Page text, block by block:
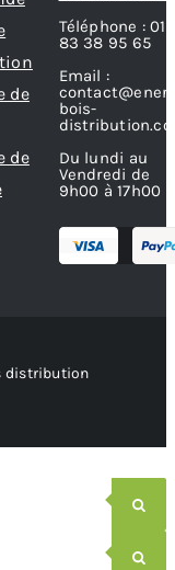
de
de
Téléphone : 01
83 38 95 65
Email :
bois-
Du lundi au
Vendredi de
9h00 à 17h00
distribution